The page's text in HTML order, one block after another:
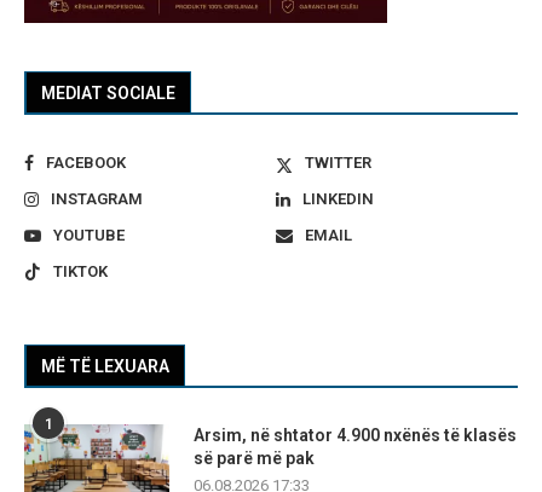
MEDIAT SOCIALE
FACEBOOK
TWITTER
INSTAGRAM
LINKEDIN
YOUTUBE
EMAIL
TIKTOK
MË TË LEXUARA
1
Arsim, në shtator 4.900 nxënës të klasës
së parë më pak
06.08.2026 17:33